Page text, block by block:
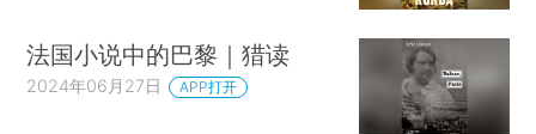
法国小说中的巴黎｜猎读
2024年06月27日 APP打开